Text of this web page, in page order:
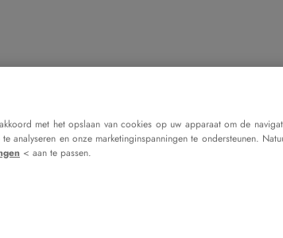
met het opslaan van cookies op uw apparaat om de
analyseren en onze marketinginspanningen te ondersteunen.
< aan te passen.